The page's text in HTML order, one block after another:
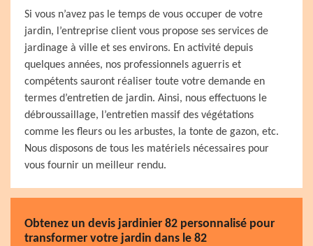
Si vous n’avez pas le temps de vous occuper de votre
jardin, l’entreprise client vous propose ses services de
jardinage à ville et ses environs. En activité depuis
quelques années, nos professionnels aguerris et
compétents sauront réaliser toute votre demande en
termes d’entretien de jardin. Ainsi, nous effectuons le
débroussaillage, l’entretien massif des végétations
comme les fleurs ou les arbustes, la tonte de gazon, etc.
Nous disposons de tous les matériels nécessaires pour
vous fournir un meilleur rendu.
Obtenez un devis jardinier 82 personnalisé pour
transformer votre jardin dans le 82